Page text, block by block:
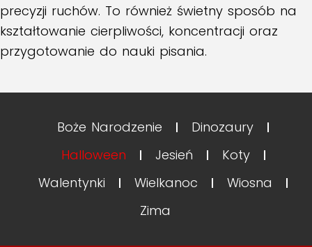
precyzji ruchów. To również świetny sposób na
kształtowanie cierpliwości, koncentracji oraz
przygotowanie do nauki pisania.
Boże Narodzenie
Dinozaury
Halloween
Jesień
Koty
Walentynki
Wielkanoc
Wiosna
Zima